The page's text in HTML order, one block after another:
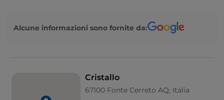
Alcune informazioni sono fornite da:
Cristallo
67100 Fonte Cerreto AQ, Italia